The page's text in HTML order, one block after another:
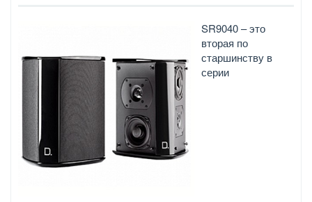
SR9040 – это
вторая по
старшинству в
серии